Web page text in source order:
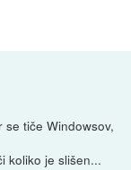
tiče Windowsov,
koliko je slišen...